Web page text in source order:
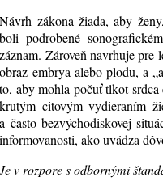
Návrh zákona žiada, aby
boli podrobené
záznam. Zároveň navrhuje pre
obraz embrya alebo plodu, a
to, aby mohla počuť tlkot
krutým citovým vydieraním
a často bezvýchodiskovej
informovanosti, ako uvádza
Je v rozpore s odbornými